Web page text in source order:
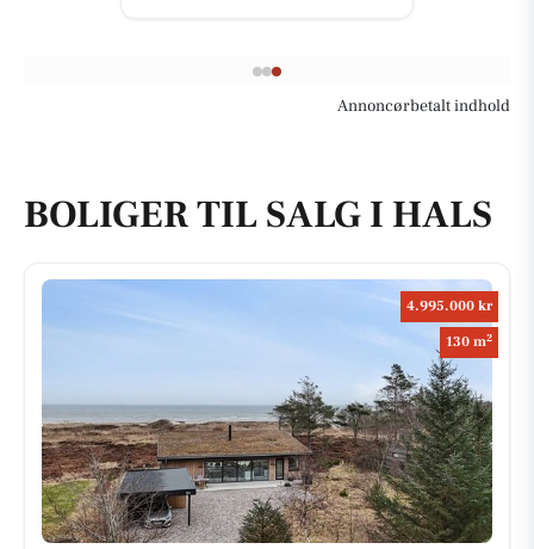
Annoncørbetalt indhold
BOLIGER TIL SALG I HALS
4.995.000 kr
130 m2